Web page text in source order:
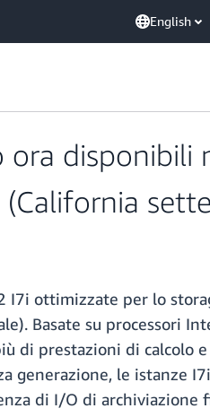
English
disponibili
ottimizzate per lo
Basate su processori
di prestazioni di
generazione, le istanze
di I/O di